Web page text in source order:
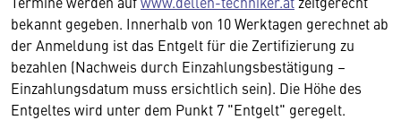
bekannt gegeben. Innerhalb von 10 Werktagen gerechnet ab
der Anmeldung ist das Entgelt für die Zertifizierung zu
bezahlen (Nachweis durch Einzahlungsbestätigung –
Einzahlungsdatum muss ersichtlich sein). Die Höhe des
Entgeltes wird unter dem Punkt 7 "Entgelt" geregelt.